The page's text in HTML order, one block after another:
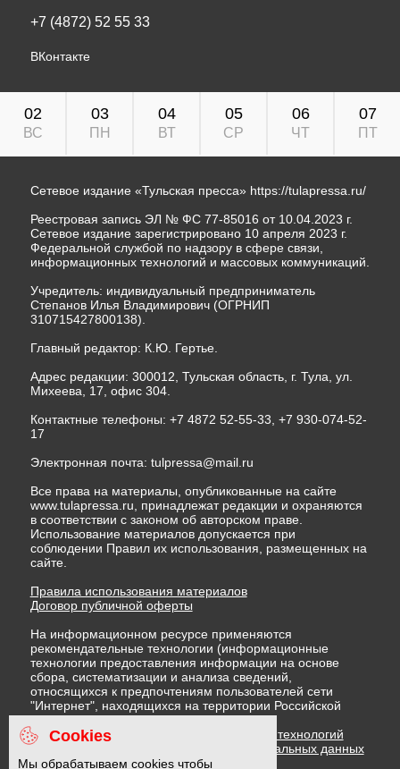
+7 (4872) 52 55 33
ВКонтакте
02
ВС
03
ПН
04
ВТ
05
СР
06
ЧТ
07
ПТ
Сетевое издание «Тульская пресса» https://tulapressa.ru/
Реестровая запись ЭЛ № ФС 77-85016 от 10.04.2023 г.
Сетевое издание зарегистрировано 10 апреля 2023 г.
Федеральной службой по надзору в сфере связи,
информационных технологий и массовых коммуникаций.
Учредитель: индивидуальный предприниматель
Степанов Илья Владимирович (ОГРНИП
310715427800138).
Главный редактор: К.Ю. Гертье.
Адрес редакции: 300012, Тульская область, г. Тула, ул.
Михеева, 17, офис 304.
Контактные телефоны: +7 4872 52-55-33, +7 930-074-52-
17
Электронная почта: tulpressa@mail.ru
Все права на материалы, опубликованные на сайте
www.tulapressa.ru, принадлежат редакции и охраняются
в соответствии с законом об авторском праве.
Использование материалов допускается при
соблюдении Правил их использования, размещенных на
сайте.
Правила использования материалов
Договор публичной оферты
На информационном ресурсе применяются
рекомендательные технологии (информационные
технологии предоставления информации на основе
сбора, систематизации и анализа сведений,
относящихся к предпочтениям пользователей сети
"Интернет", находящихся на территории Российской
Федерации)
Правила применения рекомендательных технологий
Политика в отношении обработки персональных данных
Политика обработки файлов cookie
Cookies
Мы обрабатываем cookies чтобы